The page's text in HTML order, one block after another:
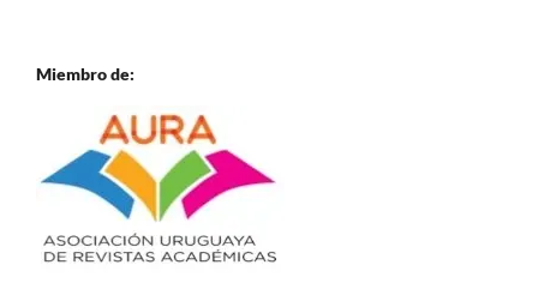
Miembro de: